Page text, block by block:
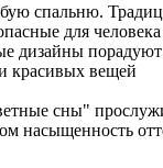
спальню.
для
дизайны
красивых вещей
сны"
насыщенность